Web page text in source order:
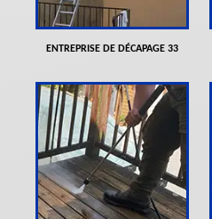
ENTREPRISE DE DÉCAPAGE 33